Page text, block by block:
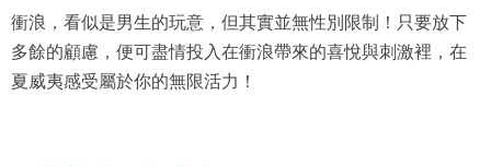
衝浪，看似是男生的玩意，但其實並無性別限制！只要放下
多餘的顧慮，便可盡情投入在衝浪帶來的喜悅與刺激裡，在
夏威夷感受屬於你的無限活力！